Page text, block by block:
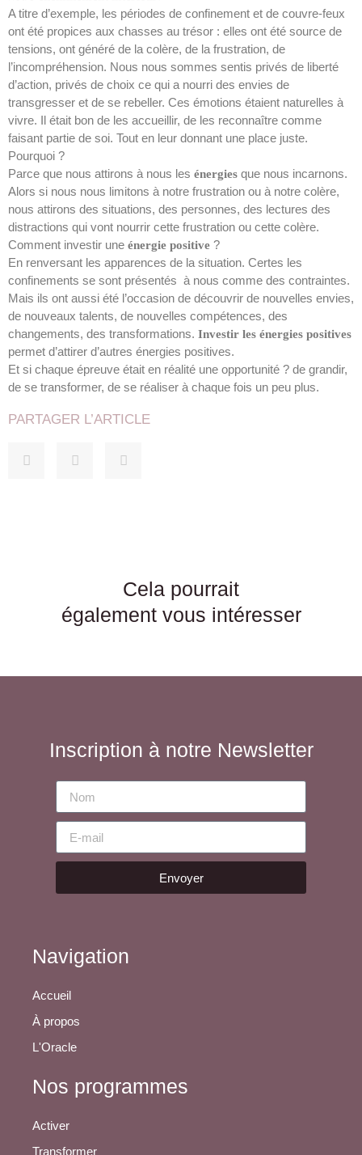
A titre d’exemple, les périodes de confinement et de couvre-feux
ont été propices aux chasses au trésor : elles ont été source de
tensions, ont généré de la colère, de la frustration, de
l’incompréhension. Nous nous sommes sentis privés de liberté
d’action, privés de choix ce qui a nourri des envies de
transgresser et de se rebeller. Ces émotions étaient naturelles à
vivre. Il était bon de les accueillir, de les reconnaître comme
faisant partie de soi. Tout en leur donnant une place juste.
Pourquoi ?
Parce que nous attirons à nous les énergies que nous incarnons.
Alors si nous nous limitons à notre frustration ou à notre colère,
nous attirons des situations, des personnes, des lectures des
distractions qui vont nourrir cette frustration ou cette colère.
Comment investir une énergie positive ?
En renversant les apparences de la situation. Certes les
confinements se sont présentés à nous comme des contraintes.
Mais ils ont aussi été l’occasion de découvrir de nouvelles envies,
de nouveaux talents, de nouvelles compétences, des
changements, des transformations. Investir les énergies positives
permet d’attirer d’autres énergies positives.
Et si chaque épreuve était en réalité une opportunité ? de grandir,
de se transformer, de se réaliser à chaque fois un peu plus.
PARTAGER L’ARTICLE
Cela pourrait
également vous intéresser
Inscription à notre Newsletter
Envoyer
Navigation
Accueil
À propos
L'Oracle
Nos programmes
Activer
Transformer